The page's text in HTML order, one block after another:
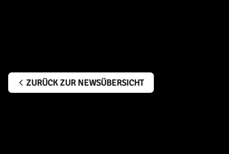
ZURÜCK ZUR NEWSÜBERSICHT